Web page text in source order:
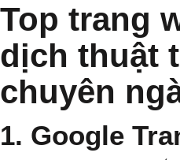
Top trang
dịch thuật
chuyên
1. Google